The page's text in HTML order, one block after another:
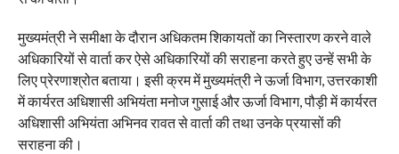
मुख्यमंत्री ने समीक्षा के दौरान अधिकतम शिकायतों का निस्तारण करने वाले
अधिकारियों से वार्ता कर ऐसे अधिकारियों की सराहना करते हुए उन्हें सभी के
लिए प्रेरणाश्रोत बताया। इसी क्रम में मुख्यमंत्री ने ऊर्जा विभाग, उत्तरकाशी
में कार्यरत अधिशासी अभियंता मनोज गुसाई और ऊर्जा विभाग, पौड़ी में कार्यरत
अधिशासी अभियंता अभिनव रावत से वार्ता की तथा उनके प्रयासों की
सराहना की।